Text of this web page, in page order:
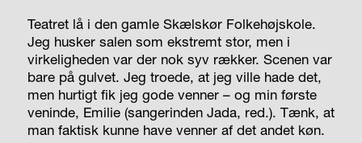
Teatret lå i den gamle Skælskør Folkehøjskole.
Jeg husker salen som ekstremt stor, men i
virkeligheden var der nok syv rækker. Scenen var
bare på gulvet. Jeg troede, at jeg ville hade det,
men hurtigt fik jeg gode venner – og min første
veninde, Emilie (sangerinden Jada, red.). Tænk, at
man faktisk kunne have venner af det andet køn.